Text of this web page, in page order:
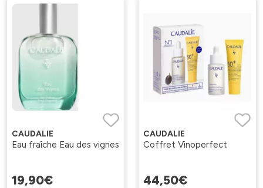
CAUDALIE
Eau fraîche Eau des vignes
19,90€
CAUDALIE
Coffret Vinoperfect
44,50€